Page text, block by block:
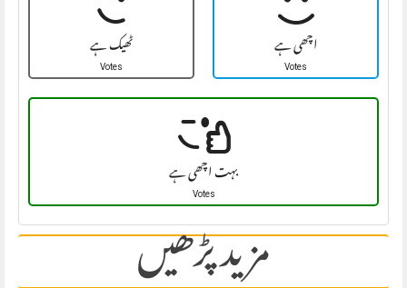
ٹھیک ہے
Votes اچھی ہے
Votes
بہت اچھی ہے
Votes
مزید پڑھیں